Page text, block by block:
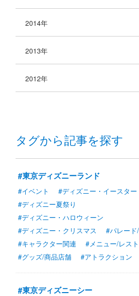
2014年
2013年
2012年
タグから記事を探す
#東京ディズニーランド
#イベント
#ディズニー・イースター
#ディズニー夏祭り
#ディズニー・ハロウィーン
#ディズニー・クリスマス
#パレード
#キャラクター関連
#メニュー/レス
#グッズ/商品店舗
#アトラクション
#東京ディズニーシー